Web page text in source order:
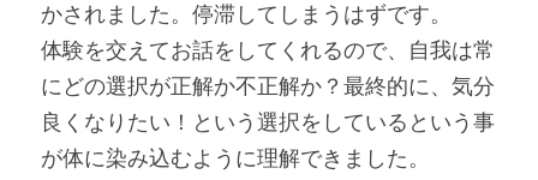
かされました。停滞してしまうはずです。
体験を交えてお話をしてくれるので、自我は常
にどの選択が正解か不正解か？最終的に、気分
良くなりたい！という選択をしているという事
が体に染み込むように理解できました。